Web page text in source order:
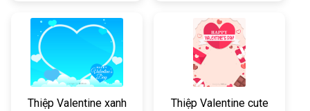
Thiệp Valentine xanh Thiệp Valentine cute